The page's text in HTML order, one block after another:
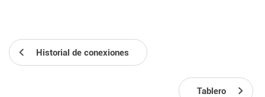
Historial de conexiones
Tablero